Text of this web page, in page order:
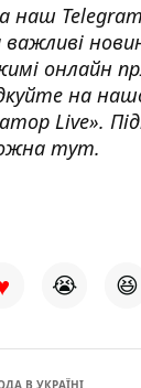
наш
онлайн
на
Live».
тут.
😭 😆
В УКРАЇНІ